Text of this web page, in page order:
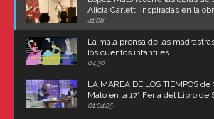
Alicia Carletti inspiradas en la
Carroll
41:08
La mala prensa de las
los cuentos infantiles
04:30
LA MAREA DE LOS TIEMPOS
Mato en la 17° Feria del Libro de
(Uruguay)
01:04:25